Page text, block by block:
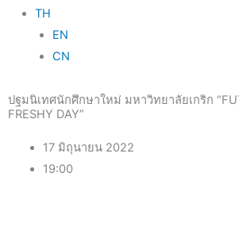
TH
EN
CN
ปฐมนิเทศนักศึกษาใหม่ มหาวิทยาลัยเกริก
FRESHY DAY”
17 มิถุนายน 2022
19:00